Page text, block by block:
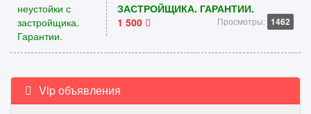
ЗАСТРОЙЩИКА. ГАРАНТИИ.
1 500
Просмотры: 1462
Vip объявления